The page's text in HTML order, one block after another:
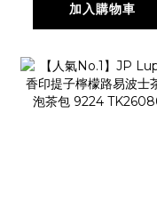
加入購物車